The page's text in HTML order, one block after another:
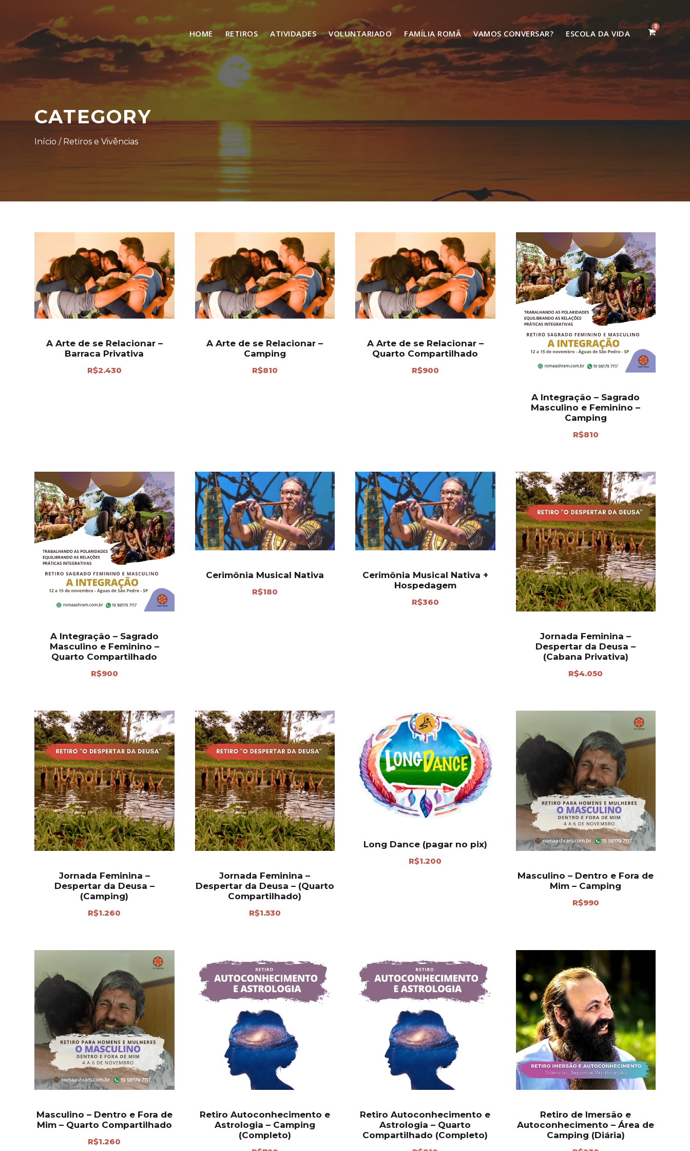
HOME RETIROS ATIVIDADES VOLUNTARIADO FAMÍLIA ROMÃ VAMOS CONVERSAR? ESCOLA DA VIDA
0
CATEGORY
Início / Retiros e Vivências
A Arte de se Relacionar –
Barraca Privativa
R$2.430
A Arte de se Relacionar –
Camping
R$810
A Arte de se Relacionar –
Quarto Compartilhado
R$900
A Integração – Sagrado
Masculino e Feminino –
Camping
R$810
A Integração – Sagrado
Masculino e Feminino –
Quarto Compartilhado
R$900
Cerimônia Musical Nativa
R$180
Cerimônia Musical Nativa +
Hospedagem
R$360
Jornada Feminina –
Despertar da Deusa –
(Cabana Privativa)
R$4.050
Jornada Feminina –
Despertar da Deusa –
(Camping)
R$1.260
Jornada Feminina –
Despertar da Deusa – (Quarto
Compartilhado)
R$1.530
Long Dance (pagar no pix)
R$1.200
Masculino – Dentro e Fora de
Mim – Camping
R$990
Masculino – Dentro e Fora de
Mim – Quarto Compartilhado
R$1.260
Retiro Autoconhecimento e
Astrologia – Camping
(Completo)
Retiro Autoconhecimento e
Astrologia – Quarto
Compartilhado (Completo)
Retiro de Imersão e
Autoconhecimento – Área de
Camping (Diária)